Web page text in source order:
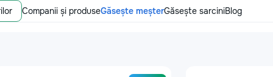
Companii și produseGăsește meșterGăsește sarciniBlog